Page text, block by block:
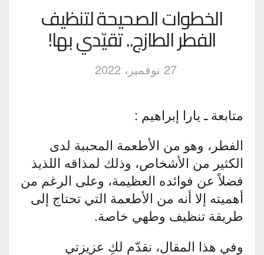
الخطوات الصحيحة لتنظيف
الفطر الطازج.. تقيّدي بها!
27 نوفمبر، 2022
متابعة ـ يارا إبراهيم :
الفطر، وهو من الأطعمة المحببة لدى
الكثير من الأشخاص، وذلك لمذاقه اللذيذ
فضلاً عن فوائده العظيمة، وعلى الرغم من
أهميته إلا أنه من الأطعمة التي تحتاج إلى
طريقة تنظيف وطهي خاصة.
وفي هذا المقال، نقدّم لكِ عزيزتي